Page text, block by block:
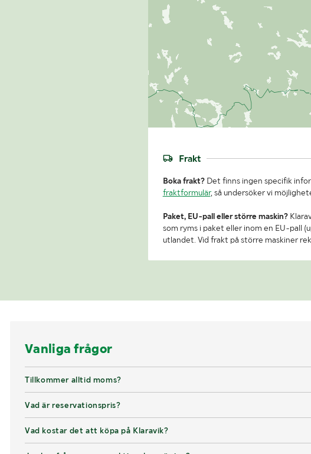
Frakt
Boka frakt?Det finns ingen specifik
fraktformulär, så undersöker vi
Paket, EU-pall eller större maskin?
som ryms i paket eller inom en EU-pall
utlandet. Vid frakt på större maskiner
Vanliga frågor
Tillkommer alltid moms?
Vad är reservationspris?
Vad kostar det att köpa på Klaravik?